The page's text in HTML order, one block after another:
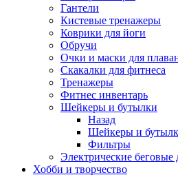
Гантели
Кистевые тренажеры
Коврики для йоги
Обручи
Очки и маски для
Скакалки для фитнеса
Тренажеры
Фитнес инвентарь
Шейкеры и бутылки
Назад
Шейкеры и
Фильтры
Электрические беговые
Хобби и творчество